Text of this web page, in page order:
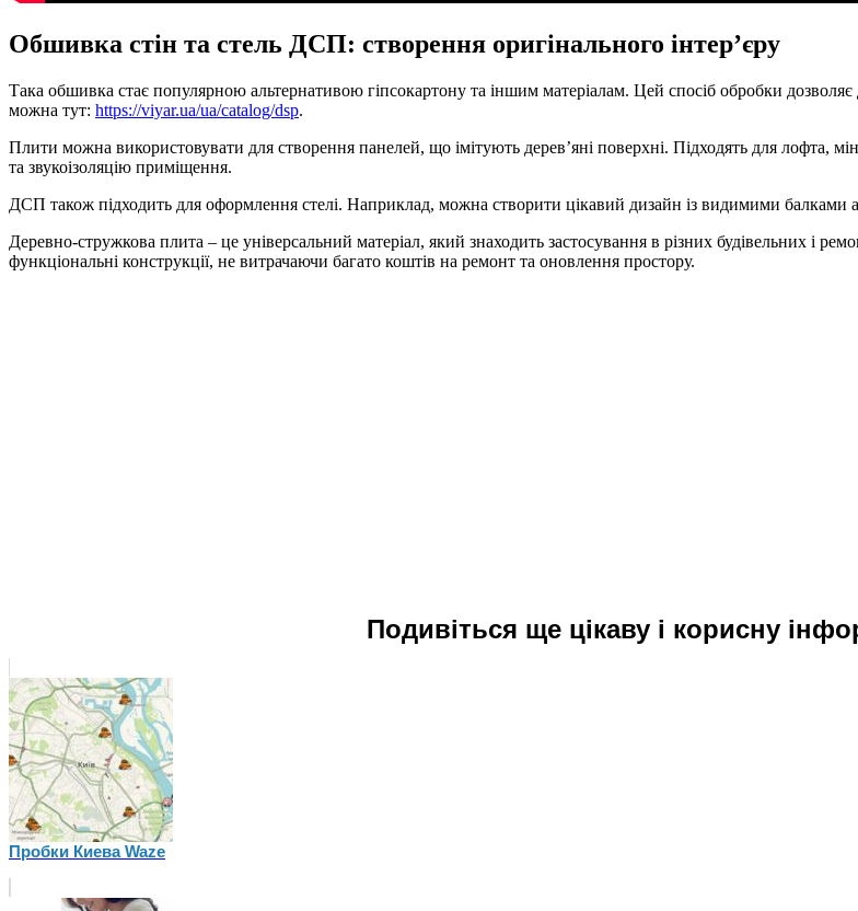
Обшивка стін та стель ДСП: створення оригінального інтер’єру
Така обшивка стає популярною альтернативою гіпсокартону та іншим матеріалам. Цей спосіб обробки
можна тут: https://viyar.ua/ua/catalog/dsp.
Плити можна використовувати для створення панелей, що імітують дерев’яні поверхні. Підходять для лофта,
та звукоізоляцію приміщення.
ДСП також підходить для оформлення стелі. Наприклад, можна створити цікавий дизайн із видимими балками
Деревно-стружкова плита – це універсальний матеріал, який знаходить застосування в різних будівельних і
функціональні конструкції, не витрачаючи багато коштів на ремонт та оновлення простору.
Подивіться ще цікаву і корисну
Пробки Киева Waze